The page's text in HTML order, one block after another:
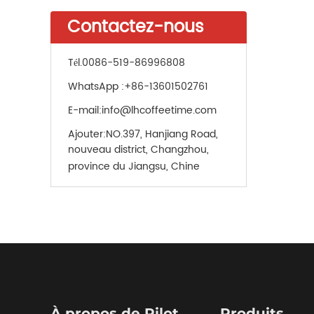
Contactez-nous
Tél.0086-519-86996808
WhatsApp :+86-13601502761
E-mail:info@lhcoffeetime.com
Ajouter:NO.397, Hanjiang Road,
nouveau district, Changzhou,
province du Jiangsu, Chine